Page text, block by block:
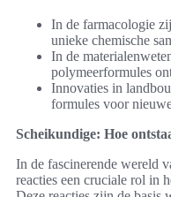
In de farmacologie
unieke chemische
In de
polymeerformules
Innovaties in
formules voor
Scheikundige: Hoe
In de fascinerende wereld
reacties een cruciale rol in